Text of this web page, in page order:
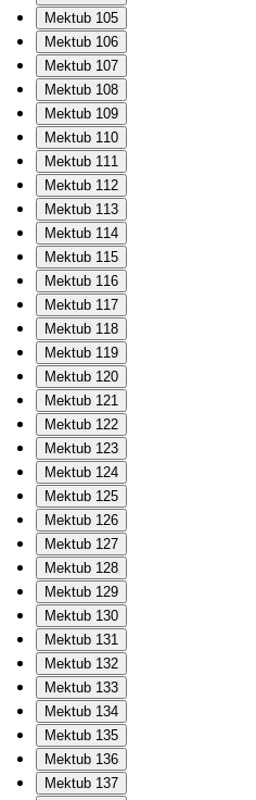
Mektub 105
Mektub 106
Mektub 107
Mektub 108
Mektub 109
Mektub 110
Mektub 111
Mektub 112
Mektub 113
Mektub 114
Mektub 115
Mektub 116
Mektub 117
Mektub 118
Mektub 119
Mektub 120
Mektub 121
Mektub 122
Mektub 123
Mektub 124
Mektub 125
Mektub 126
Mektub 127
Mektub 128
Mektub 129
Mektub 130
Mektub 131
Mektub 132
Mektub 133
Mektub 134
Mektub 135
Mektub 136
Mektub 137